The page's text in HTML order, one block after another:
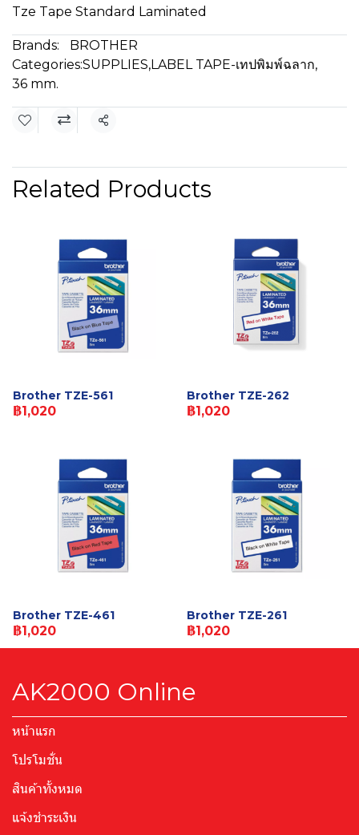
Tze Tape Standard Laminated
Brands:
BROTHER
Categories:SUPPLIES,LABEL TAPE-เทปพิมพ์ฉลาก,
36 mm.
Share
Related Products
Brother TZE-561
฿1,020
Brother TZE-262
฿1,020
Brother TZE-461
฿1,020
Brother TZE-261
฿1,020
AK2000 Online
หน้าแรก
โปรโมชั่น
สินค้าทั้งหมด
แจ้งชำระเงิน